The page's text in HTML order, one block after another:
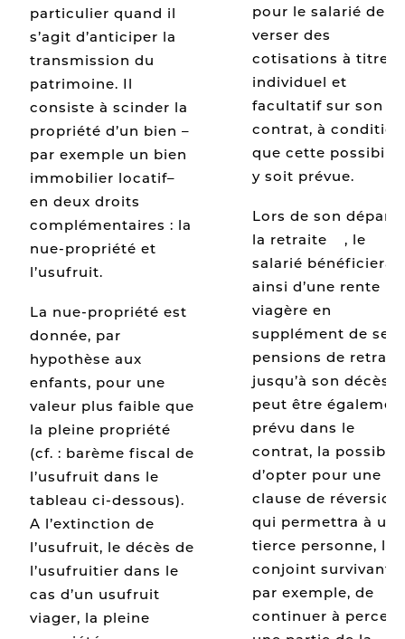
particulier quand il
s’agit d’anticiper la
transmission du
patrimoine. Il
consiste à scinder la
propriété d’un bien –
par exemple un bien
immobilier locatif–
en deux droits
complémentaires : la
nue-propriété et
l’usufruit.
La nue-propriété est
donnée, par
hypothèse aux
enfants, pour une
valeur plus faible que
la pleine propriété
(cf. : barème fiscal de
l’usufruit dans le
tableau ci-dessous).
A l’extinction de
l’usufruit, le décès de
l’usufruitier dans le
cas d’un usufruit
viager, la pleine
pour le salarié de
verser des
cotisations à titre
individuel et
facultatif sur son
contrat, à condition
que cette
y soit prévue.
Lors de son départ
la retraite
, le
salarié bénéficiera
ainsi d’une rente
viagère en
supplément de ses
pensions de
jusqu’à son décès.
peut être
prévu dans le
contrat, la
d’opter pour une
clause de réversion,
qui permettra à une
tierce personne, le
conjoint survivant
par exemple, de
continuer à